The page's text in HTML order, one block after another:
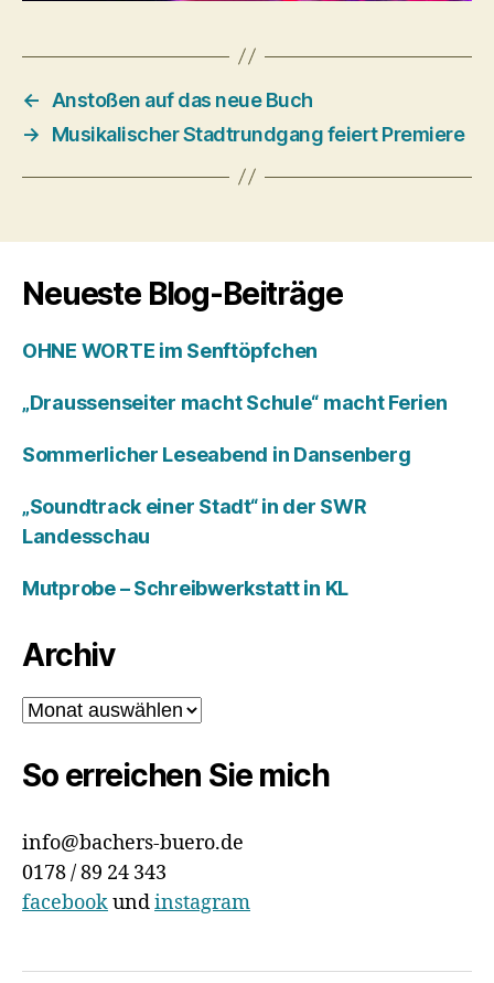
←
Anstoßen auf das neue Buch
→
Musikalischer Stadtrundgang feiert Premiere
Neueste Blog-Beiträge
OHNE WORTE im Senftöpfchen
„Draussenseiter macht Schule“ macht Ferien
Sommerlicher Leseabend in Dansenberg
„Soundtrack einer Stadt“ in der SWR
Landesschau
Mutprobe – Schreibwerkstatt in KL
Archiv
Archiv
So erreichen Sie mich
info@bachers-buero.de
0178 / 89 24 343
facebookundinstagram